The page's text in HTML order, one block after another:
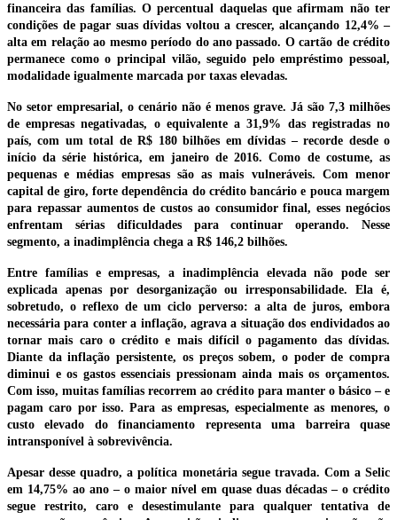
financeira das famílias. O percentual daquelas que afirmam não ter
condições de pagar suas dívidas voltou a crescer, alcançando 12,4% –
alta em relação ao mesmo período do ano passado. O cartão de crédito
permanece como o principal vilão, seguido pelo empréstimo pessoal,
modalidade igualmente marcada por taxas elevadas.
No setor empresarial, o cenário não é menos grave. Já são 7,3 milhões
de empresas negativadas, o equivalente a 31,9% das registradas no
país, com um total de R$ 180 bilhões em dívidas – recorde desde o
início da série histórica, em janeiro de 2016. Como de costume, as
pequenas e médias empresas são as mais vulneráveis. Com menor
capital de giro, forte dependência do crédito bancário e pouca margem
para repassar aumentos de custos ao consumidor final, esses negócios
enfrentam sérias dificuldades para continuar operando. Nesse
segmento, a inadimplência chega a R$ 146,2 bilhões.
Entre famílias e empresas, a inadimplência elevada não pode ser
explicada apenas por desorganização ou irresponsabilidade. Ela é,
sobretudo, o reflexo de um ciclo perverso: a alta de juros, embora
necessária para conter a inflação, agrava a situação dos endividados ao
tornar mais caro o crédito e mais difícil o pagamento das dívidas.
Diante da inflação persistente, os preços sobem, o poder de compra
diminui e os gastos essenciais pressionam ainda mais os orçamentos.
Com isso, muitas famílias recorrem ao crédito para manter o básico – e
pagam caro por isso. Para as empresas, especialmente as menores, o
custo elevado do financiamento representa uma barreira quase
intransponível à sobrevivência.
Apesar desse quadro, a política monetária segue travada. Com a Selic
em 14,75% ao ano – o maior nível em quase duas décadas – o crédito
segue restrito, caro e desestimulante para qualquer tentativa de